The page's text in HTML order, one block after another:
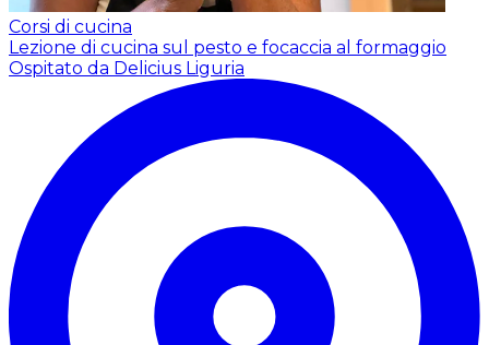
Corsi di cucina
Lezione di cucina sul pesto e focaccia al formaggio
Ospitato da Delicius Liguria